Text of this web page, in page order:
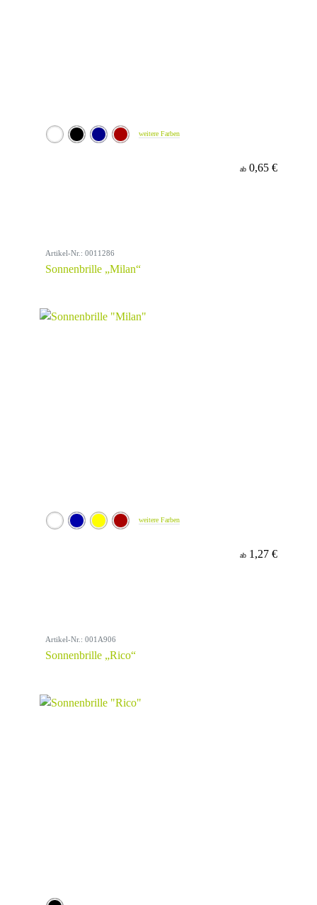
weitere Farben
ab 0,65 €
Artikel-Nr.: 0011286
Sonnenbrille „Milan“
weitere Farben
ab 1,27 €
Artikel-Nr.: 001A906
Sonnenbrille „Rico“